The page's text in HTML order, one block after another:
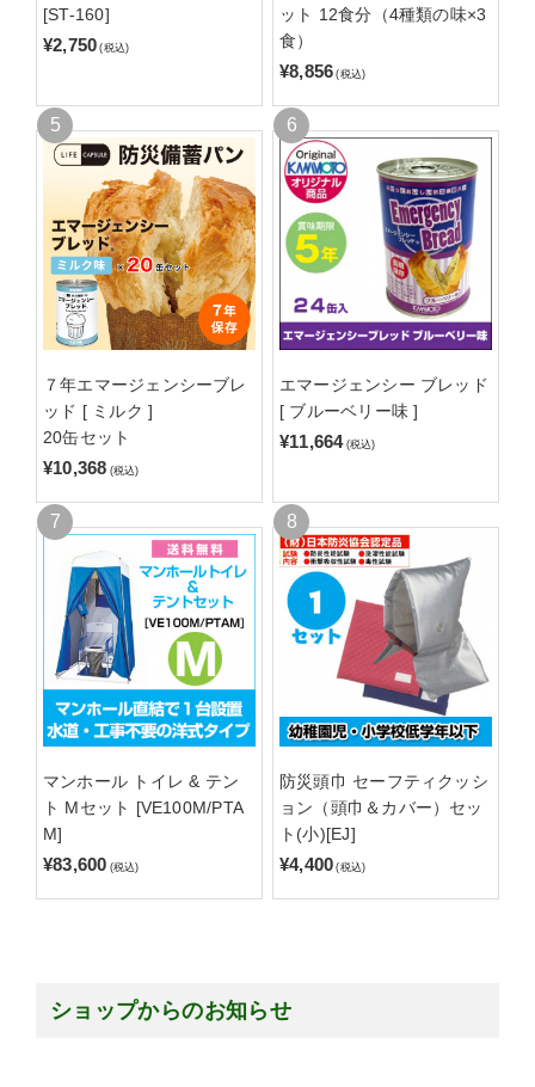
[ST-160]
¥2,750 (税込)
ット 12食分（4種類の味×3
食）
¥8,856 (税込)
７年エマージェンシーブレ
ッド [ ミルク ]
20缶セット
¥10,368 (税込)
エマージェンシー ブレッド
[ ブルーベリー味 ]
¥11,664 (税込)
マンホール トイレ & テン
ト Mセット [VE100M/PTA
M]
¥83,600 (税込)
防災頭巾 セーフティクッシ
ョン（頭巾＆カバー）セッ
ト(小)[EJ]
¥4,400 (税込)
ショップからのお知らせ